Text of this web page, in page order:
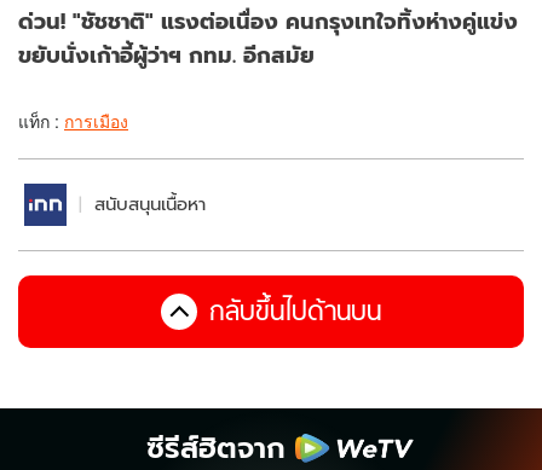
ด่วน! "ชัชชาติ" แรงต่อเนื่อง คนกรุงเทใจทิ้งห่างคู่แข่ง
ขยับนั่งเก้าอี้ผู้ว่าฯ กทม. อีกสมัย
แท็ก : การเมือง
สนับสนุนเนื้อหา
กลับขึ้นไปด้านบน
ซีรีส์ฮิตจาก